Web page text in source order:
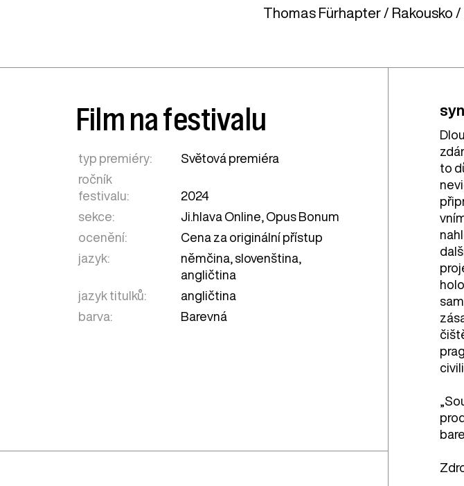
Thomas Fürhapter / Rakousko /
to
Film na festivalu
typ premiéry:
Světová premiéra
ročník
festivalu:
2024
sekce:
Ji.hlava Online Opus Bonum
ocenění:
Cena za originální přístup
jazyk:
němčina, slovenština,
angličtina
jazyk titulků:
angličtina
barva:
Barevná